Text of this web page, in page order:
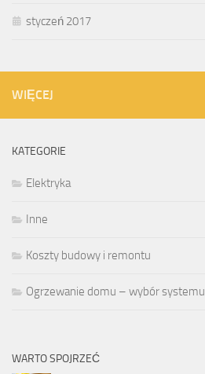
styczeń 2017
WIĘCEJ
KATEGORIE
Elektryka
Inne
Koszty budowy i remontu
Ogrzewanie domu – wybór systemu
WARTO SPOJRZEĆ